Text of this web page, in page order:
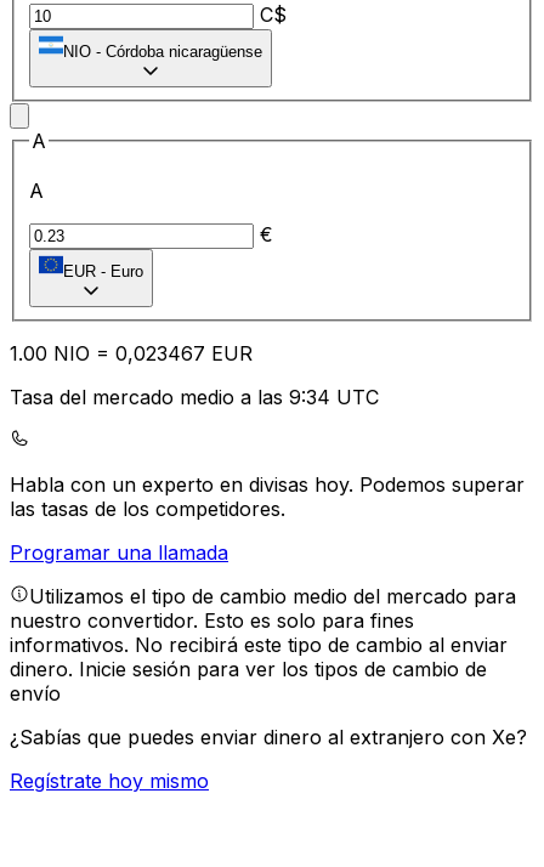
C$
NIO - Córdoba nicaragüense
A
A
€
EUR - Euro
1.00 NIO = 0,023467 EUR
Tasa del mercado medio a las 9:34 UTC
Habla con un experto en divisas hoy. Podemos superar
las tasas de los competidores.
Programar una llamada
Utilizamos el tipo de cambio medio del mercado para
nuestro convertidor. Esto es solo para fines
informativos. No recibirá este tipo de cambio al enviar
dinero. Inicie sesión para ver los tipos de cambio de
envío
¿Sabías que puedes enviar dinero al extranjero con Xe?
Regístrate hoy mismo